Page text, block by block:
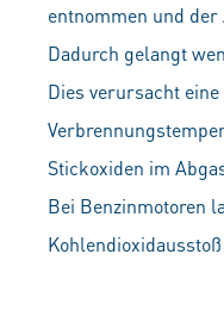
entnommen und
Dadurch gelangt
Dies verursacht
Stickoxiden im
Bei Benzinmotoren